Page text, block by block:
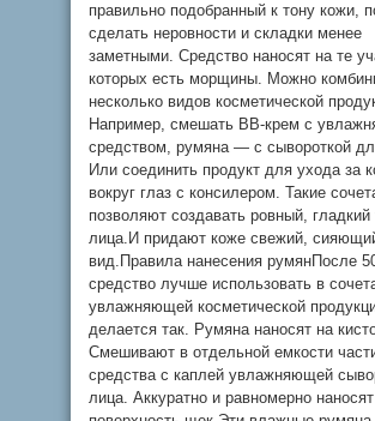
правильно подобранный к тону кожи,
сделать неровности и складки менее
заметными. Средство наносят на те
которых есть морщины. Можно
несколько видов косметической
Например, смешать BB-крем с
средством, румяна — с сывороткой
Или соединить продукт для ухода за
вокруг глаз с консилером. Такие
позволяют создавать ровный, гладкий
лица.И придают коже свежий,
вид.Правила нанесения румянПосле
средство лучше использовать в
увлажняющей косметической
делается так. Румяна наносят на
Смешивают в отдельной емкости
средства с каплей увлажняющей
лица. Аккуратно и равномерно